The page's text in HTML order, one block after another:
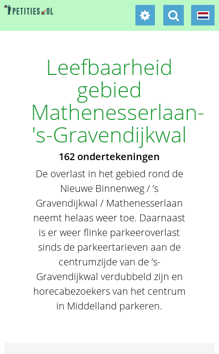
Leefbaarheid
gebied
Mathenesserlaan-
's-Gravendijkwal
162 ondertekeningen
De overlast in het gebied rond de
Nieuwe Binnenweg / ’s
Gravendijkwal / Mathenesserlaan
neemt helaas weer toe. Daarnaast
is er weer flinke parkeeroverlast
sinds de parkeertarieven aan de
centrumzijde van de ’s-
Gravendijkwal verdubbeld zijn en
horecabezoekers van het centrum
in Middelland parkeren.